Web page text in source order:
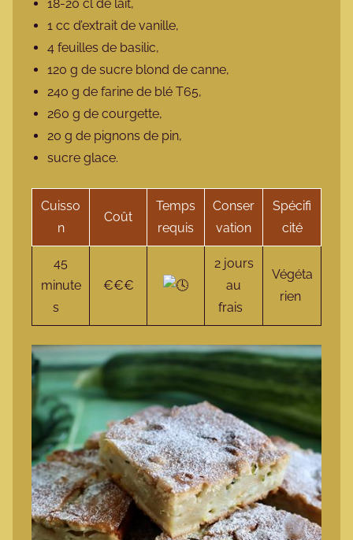
18-20 cl de lait,
1 cc d’extrait de vanille,
4 feuilles de basilic,
120 g de sucre blond de canne,
240 g de farine de blé T65,
260 g de courgette,
20 g de pignons de pin,
sucre glace.
Cuisso
n
Coût
Temps
requis
Conser
vation
Spécifi
cité
45
minute
s
€€€
2 jours
au
frais
Végéta
rien